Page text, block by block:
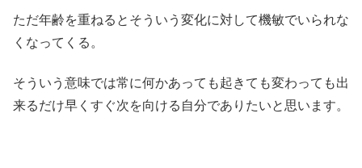
ただ年齢を重ねるとそういう変化に対して機敏でいられな
くなってくる。
そういう意味では常に何かあっても起きても変わっても出
来るだけ早くすぐ次を向ける自分でありたいと思います。